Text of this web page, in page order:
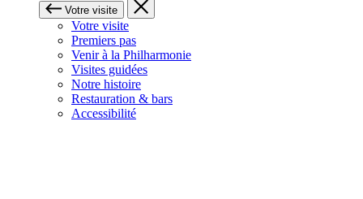
Votre visite
Votre visite
Premiers pas
Venir à la Philharmonie
Visites guidées
Notre histoire
Restauration & bars
Accessibilité